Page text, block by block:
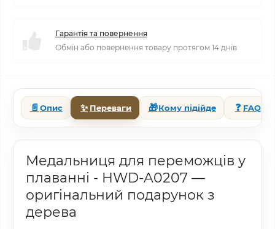
Гарантія та повернення
Обмін або повернення товару протягом 14 днів
📄 Опис ✨ Переваги 🎁Кому підійде ❓ FAQ
Медальниця для переможців у
плаванні - HWD-A0207 —
оригінальний подарунок з
дерева